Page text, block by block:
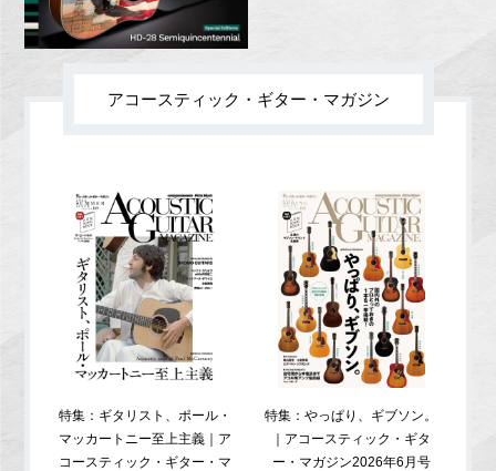
アコースティック・ギター・マガジン
特集：ギタリスト、ポール・
マッカートニー至上主義｜ア
コースティック・ギター・マ
特集：やっぱり、ギブソン。
｜アコースティック・ギタ
ー・マガジン2026年6月号